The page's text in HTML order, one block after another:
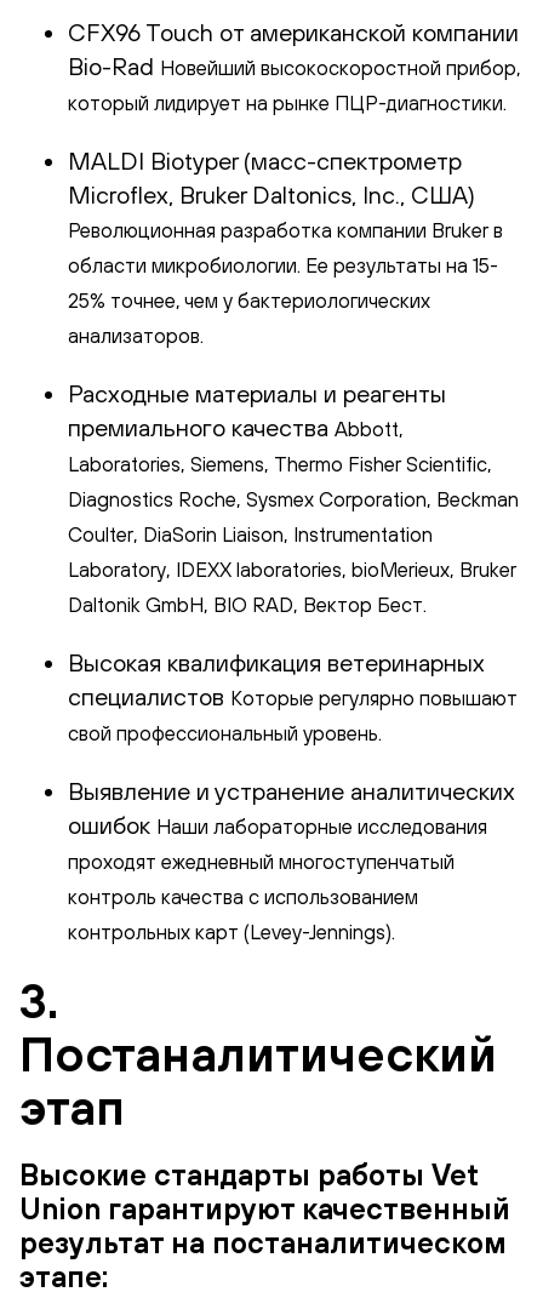
CFX96 Touch от американской компании
Bio-Rad Новейший высокоскоростной прибор,
который лидирует на рынке ПЦР-диагностики.
MALDI Biotyper (масс-спектрометр
Microflex, Bruker Daltonics, Inc., США)
Революционная разработка компании Bruker в
области микробиологии. Ее результаты на 15-
25% точнее, чем у бактериологических
анализаторов.
Расходные материалы и реагенты
премиального качества Abbott,
Laboratories, Siemens, Thermo Fisher Scientific,
Diagnostics Roche, Sysmex Corporation, Beckman
Coulter, DiaSorin Liaison, Instrumentation
Laboratory, IDEXX laboratories, bioMerieux, Bruker
Daltonik GmbH, BIO RAD, Вектор Бест.
Высокая квалификация ветеринарных
специалистов Которые регулярно повышают
свой профессиональный уровень.
Выявление и устранение аналитических
ошибок Наши лабораторные исследования
проходят ежедневный многоступенчатый
контроль качества с использованием
контрольных карт (Levey-Jennings).
3.
Постаналитический
этап
Высокие стандарты работы Vet
Union гарантируют качественный
результат на постаналитическом
этапе: